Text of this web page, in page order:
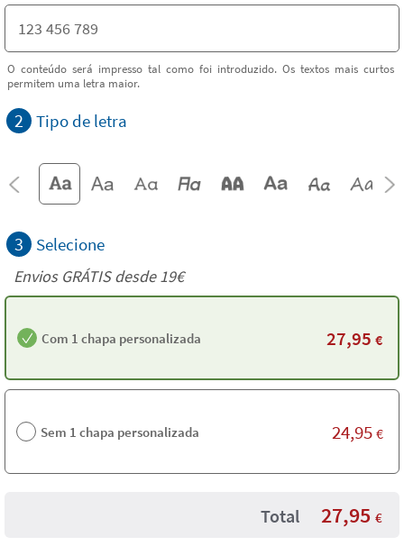
O conteúdo será impresso tal como foi introduzido. Os textos mais curtos
permitem uma letra maior.
2 Tipo de letra
3 Selecione
Envios GRÁTIS desde 19€
Com 1 chapa personalizada 27,95 €
Sem 1 chapa personalizada 24,95 €
Total 27,95 €